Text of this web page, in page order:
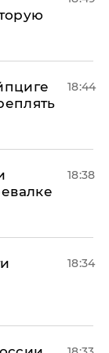
18:44
18:38
18:34